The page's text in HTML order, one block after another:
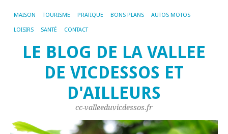
MAISON TOURISME PRATIQUE BONS PLANS AUTOS MOTOS
LOISIRS SANTÉ CONTACT
LE BLOG DE LA VALLEE
DE VICDESSOS ET
D'AILLEURS
cc-valleeduvicdessos.fr